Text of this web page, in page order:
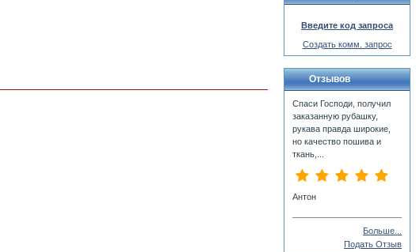
Введите код запроса
Создать комм. запрос
Отзывов
Спаси Господи, получил
заказанную рубашку,
рукава правда широкие,
но качество пошива и
ткань,...
Антон
Больше...
Подать Отзыв